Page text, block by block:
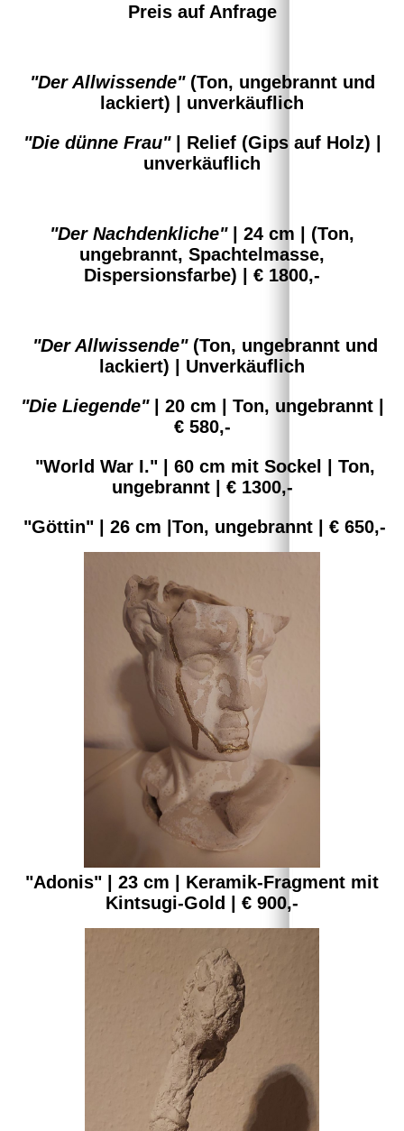
Preis auf Anfrage
"Der Allwissende"(Ton, ungebrannt und
lackiert) | unverkäuflich
"Die dünne Frau"
| Relief (Gips auf Holz) |
unverkäuflich
"Der Nachdenkliche"| 24 cm | (Ton,
ungebrannt, Spachtelmasse,
Dispersionsfarbe) | € 1800,-
"Der Allwissende"(Ton, ungebrannt und
lackiert) | Unverkäuflich
"Die Liegende"
| 20 cm | Ton, ungebrannt |
€ 580,-
"World War I." | 60 cm mit Sockel | Ton,
ungebrannt | € 1300,-
"Göttin" | 26 cm |Ton, ungebrannt | € 650,-
"Adonis" | 23 cm | Keramik-Fragment mit
Kintsugi-Gold | € 900,-